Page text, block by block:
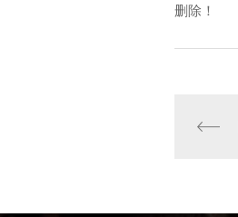
删除！